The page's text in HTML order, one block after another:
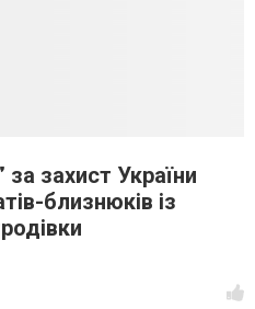
захист України
близнюків із